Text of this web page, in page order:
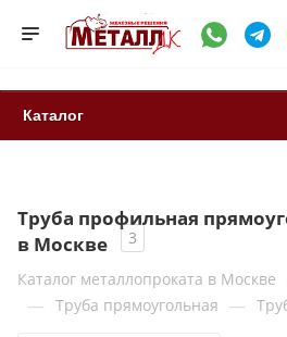
Каталог
Труба профильная
в Москве
3
Каталог металлопроката в Москве
— Труба прямоугольная —